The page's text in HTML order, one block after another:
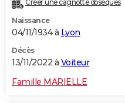
Créer une cagnotte obsèques
Naissance
04/11/1934 à Lyon
Décès
13/11/2022 à Voiteur
Famille MARIELLE